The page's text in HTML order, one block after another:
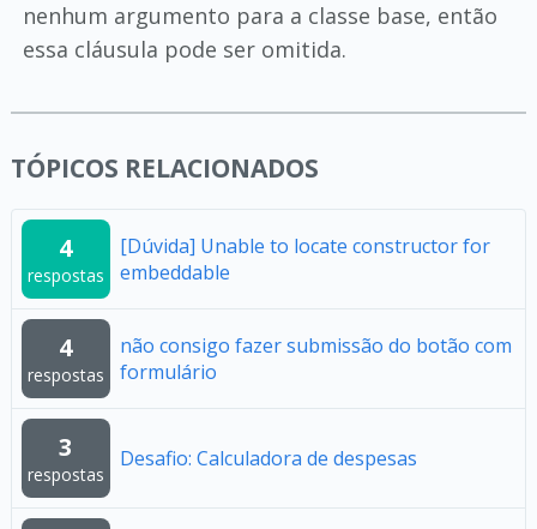
nenhum argumento para a classe base, então
essa cláusula pode ser omitida.
TÓPICOS RELACIONADOS
4
respostas
[Dúvida] Unable to locate constructor for
embeddable
4
respostas
não consigo fazer submissão do botão com
formulário
3
respostas
Desafio: Calculadora de despesas